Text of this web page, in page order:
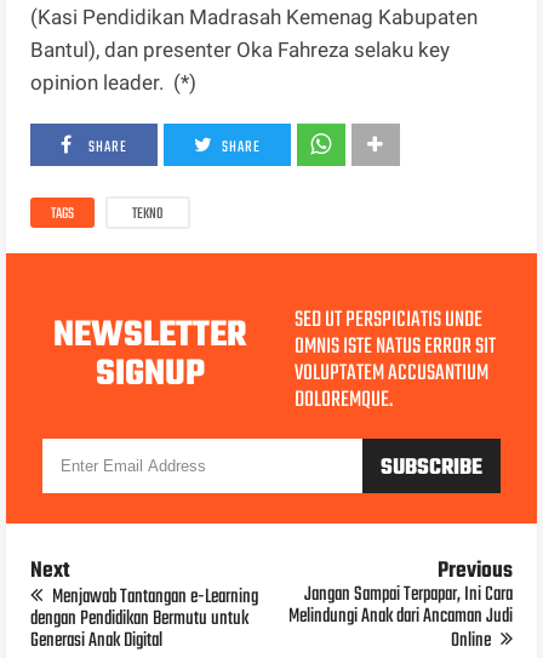
(Kasi Pendidikan Madrasah Kemenag Kabupaten
Bantul), dan presenter Oka Fahreza selaku key
opinion leader. (*)
SHARE SHARE
TAGS TEKNO
NEWSLETTER
SIGNUP
SED UT PERSPICIATIS UNDE
OMNIS ISTE NATUS ERROR SIT
VOLUPTATEM ACCUSANTIUM
DOLOREMQUE.
Next
Menjawab Tantangan e-Learning
dengan Pendidikan Bermutu untuk
Generasi Anak Digital
Previous
Jangan Sampai Terpapar, Ini Cara
Melindungi Anak dari Ancaman Judi
Online